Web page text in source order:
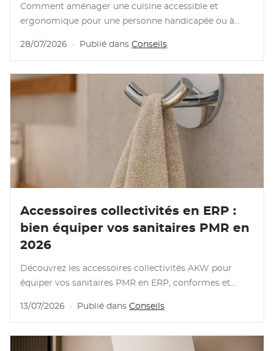
Comment aménager une cuisine accessible et
ergonomique pour une personne handicapée ou à
rangements adaptés.
28/07/2026 · Publié dans Conseils
Accessoires collectivités en ERP :
bien équiper vos sanitaires PMR en
2026
Découvrez les accessoires collectivités AKW pour
équiper vos sanitaires PMR en ERP, conformes et
13/07/2026
· Publié dans Conseils